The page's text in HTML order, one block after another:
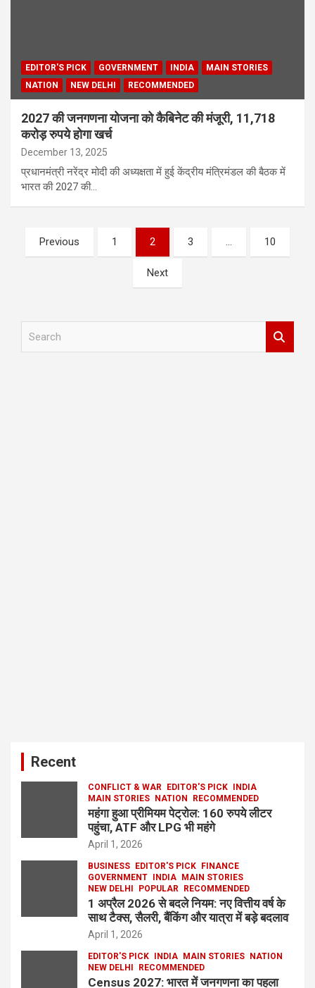
EDITOR'S PICK GOVERNMENT INDIA
MAIN STORIES
NATION
NEW DELHI RECOMMENDED
2027 की जनगणना योजना को कैबिनेट की मंजूरी, 11,718
करोड़ रुपये होगा खर्च
December 13, 2025
प्रधानमंत्री नरेंद्र मोदी की अध्यक्षता में हुई केंद्रीय मंत्रिमंडल की बैठक में
भारत की 2027 की…
Posts
pagination
Previous 1 2 3 … 10
Next
Recent
CONFLICT & WAR EDITOR'S PICK
INDIA
MAIN STORIES
NATION RECOMMENDED
महंगा हुआ प्रीमियम पेट्रोल: 160 रुपये लीटर
पहुंचा, ATF और LPG भी महंगे
April 1, 2026
BUSINESS EDITOR'S PICK
FINANCE
GOVERNMENT
INDIA
MAIN STORIES
NEW DELHI
POPULAR RECOMMENDED
1 अप्रैल 2026 से बदले नियम: नए वित्तीय वर्ष के
साथ टैक्स, सैलरी, बैंकिंग और यात्रा में बड़े बदलाव
April 1, 2026
EDITOR'S PICK INDIA MAIN STORIES
NATION
NEW DELHI
RECOMMENDED
Census 2027: भारत में जनगणना का पहला